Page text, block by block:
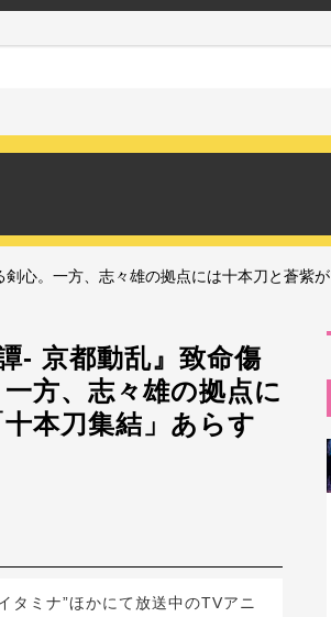
心。一方、志々雄の拠点には十本刀と蒼紫が
- 京都動乱』致命傷
方、志々雄の拠点に
本刀集結」あらす
ミナ”ほかにて放送中のTVアニ